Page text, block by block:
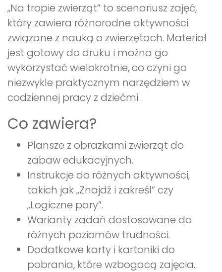
„Na tropie zwierząt” to scenariusz zajęć,
który zawiera różnorodne aktywności
związane z nauką o zwierzętach. Materiał
jest gotowy do druku i można go
wykorzystać wielokrotnie, co czyni go
niezwykle praktycznym narzędziem w
codziennej pracy z dziećmi.
Co zawiera?
Plansze z obrazkami zwierząt do
zabaw edukacyjnych.
Instrukcje do różnych aktywności,
takich jak „Znajdź i zakreśl” czy
„Logiczne pary”.
Warianty zadań dostosowane do
różnych poziomów trudności.
Dodatkowe karty i kartoniki do
pobrania, które wzbogacą zajęcia.